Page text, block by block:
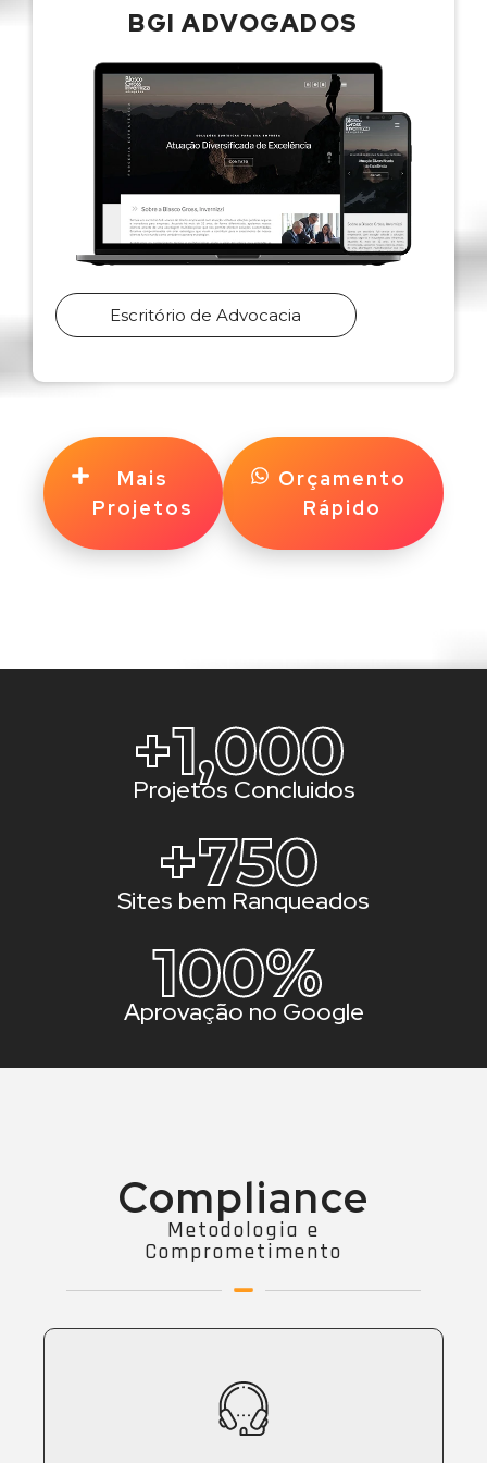
BGI ADVOGADOS
Escritório de Advocacia
Mais
Projetos
Orçamento
Rápido
+1,000
Projetos Concluidos
+750
Sites bem Ranqueados
100%
Aprovação no Google
Compliance
Metodologia e
Comprometimento